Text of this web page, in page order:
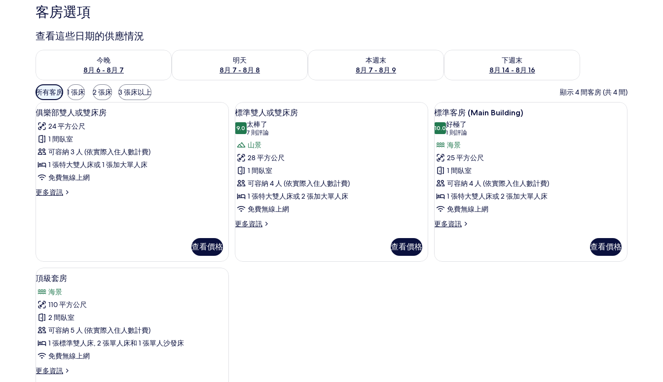
客房選項
查看這些日期的供應情況
今晚
8月 6 - 8月 7
查看今晚 (8月 6 - 8月 7) 的供應情況
明天
8月 7 - 8月 8
查看明天 (8月 7 - 8月 8) 的供應情況
本週末
8月 7 - 8月 9
查看本週末 (8月 7 - 8月 9) 的供應情況
下週末
8月 14 - 8月 16
查看下週末 (8月 14 - 8月 16) 的供應情況
可
用
的
客
房
篩
選
條
件
所有客房 1 張床 2 張床 3 張床以上 顯示 4 間客房 (共 4 間)
顯
示
俱
樂
部
雙
或
所
有
相
片
俱樂部雙人或雙床房 | 免費迷你吧、客房內保險箱、筆電工作空間、免費無線上網
6
俱樂部雙人或雙床房
24 平方公尺
1 間臥室
可容納 3 人 (依實際入住人數計費)
1 張特大雙人床或 1 張加大單人床
免費無線上網
更多資訊
更
或
雙
床
房
的
情
查看價格
顯
示
標
準
雙
人
或
雙
床
房
有
標準雙人或雙床房 | 免費迷你吧、客房內保險箱、筆電工作空間、免費無線上網
7
標準雙人或雙床房
9.09.0 分，滿分 10 分
太棒了
7 則評論
(7
則
評
論)
山景
28 平方公尺
1 間臥室
可容納 4 人 (依實際入住人數計費)
1 張特大雙人床或 2 張加大單人床
免費無線上網
更多資訊
更
雙
查看價格
顯
示
標
準
客
房
(Main
Building)
的
所
片
標準客房 (Main Building) | 免費迷你吧、客
5
標準客房 (Main Building)
10.010.0 分，滿分 10 分
好極了
1 則評論
(1
則
評
論)
海景
25 平方公尺
1 間臥室
可容納 4 人 (依實際入住人數計費)
1 張特大雙人床或 2 張加大單人床
免費無線上網
更多資訊
更
客
查看價格
顯
示
頂
級
套
房
的
有
頂級套房 | 免費迷你吧、客房內保險箱、筆電工作空間、免費無線上網
9
頂級套房
海景
110 平方公尺
2 間臥室
可容納 5 人 (依實際入住人數計費)
1 張標準雙人床, 2 張單人床和 1 張單人沙發床
免費無線上網
更多資訊
更